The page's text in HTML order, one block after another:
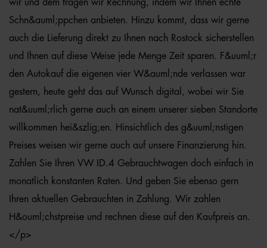
wir und dem tragen wir Rechnung, indem wir Ihnen echte
Schn&auml;ppchen anbieten. Hinzu kommt, dass wir gerne
auch die Lieferung direkt zu Ihnen nach Rostock sicherstellen
und Ihnen auf diese Weise jede Menge Zeit sparen. F&uuml;r
den Autokauf die eigenen vier W&auml;nde verlassen war
gestern, heute geht das auf Wunsch digital, wobei wir Sie
nat&uuml;rlich gerne auch an einem unserer sieben Standorte
willkommen hei&szlig;en. Hinsichtlich des g&uuml;nstigen
Preises weisen wir gerne auch auf unsere Finanzierung hin.
Zahlen Sie Ihren VW ID.4 Gebrauchtwagen doch einfach in
monatlich konstanten Raten. Und geben Sie ebenso gern
Ihren aktuellen Gebrauchten in Zahlung. Wir zahlen
H&ouml;chstpreise und rechnen diese auf den Kaufpreis an.
</p>